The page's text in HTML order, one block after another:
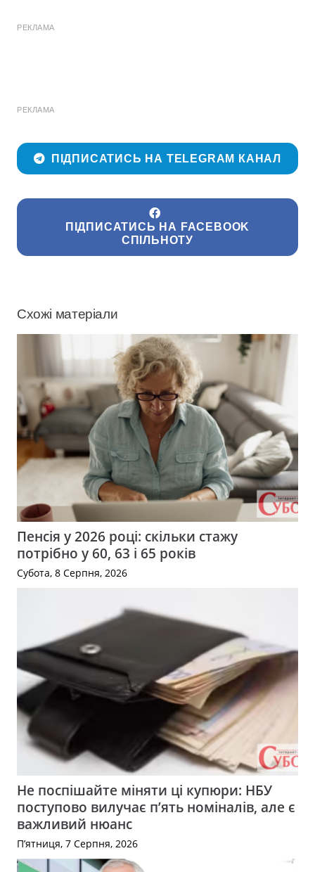
РЕКЛАМА
РЕКЛАМА
ПІДПИСАТИСЬ НА TELEGRAM КАНАЛ
ПІДПИСАТИСЬ НА FACEBOOK
СПІЛЬНОТУ
Схожі матеріали
Пенсія у 2026 році: скільки стажу
потрібно у 60, 63 і 65 років
Субота, 8 Серпня, 2026
Не поспішайте міняти ці купюри: НБУ
поступово вилучає п’ять номіналів, але є
важливий нюанс
П’ятниця, 7 Серпня, 2026